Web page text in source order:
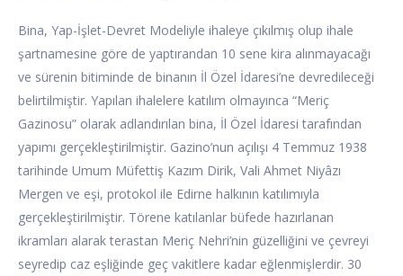
Bina, Yap-İşlet-Devret Modeliyle ihaleye çıkılmış olup ihale
şartnamesine göre de yaptırandan 10 sene kira alınmayacağı
ve sürenin bitiminde de binanın İl Özel İdaresi’ne devredileceği
belirtilmiştir. Yapılan ihalelere katılım olmayınca “Meriç
Gazinosu” olarak adlandırılan bina, İl Özel İdaresi tarafından
yapımı gerçekleştirilmiştir. Gazino’nun açılışı 4 Temmuz 1938
tarihinde Umum Müfettiş Kazım Dirik, Vali Ahmet Niyâzı
Mergen ve eşi, protokol ile Edirne halkının katılımıyla
gerçekleştirilmiştir. Törene katılanlar büfede hazırlanan
ikramları alarak terastan Meriç Nehri’nin güzelliğini ve çevreyi
seyredip caz eşliğinde geç vakitlere kadar eğlenmişlerdir. 30